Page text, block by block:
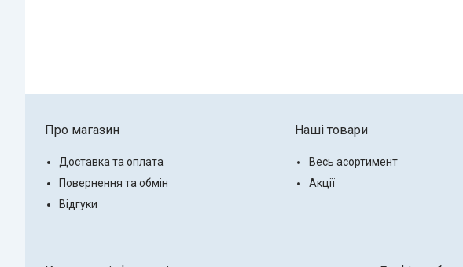
Про магазин
Доставка та оплата
Повернення та обмін
Відгуки
Наші товари
Весь асортимент
Акції